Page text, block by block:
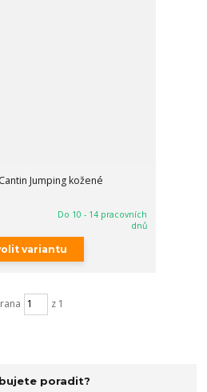
Jumping kožené
Do 10 - 14 pracovních
dnů
variantu
z 1
poradit?